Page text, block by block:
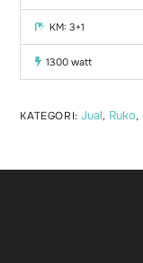
KM: 3+1
1300 watt
KATEGORI:Jual, Ruko,